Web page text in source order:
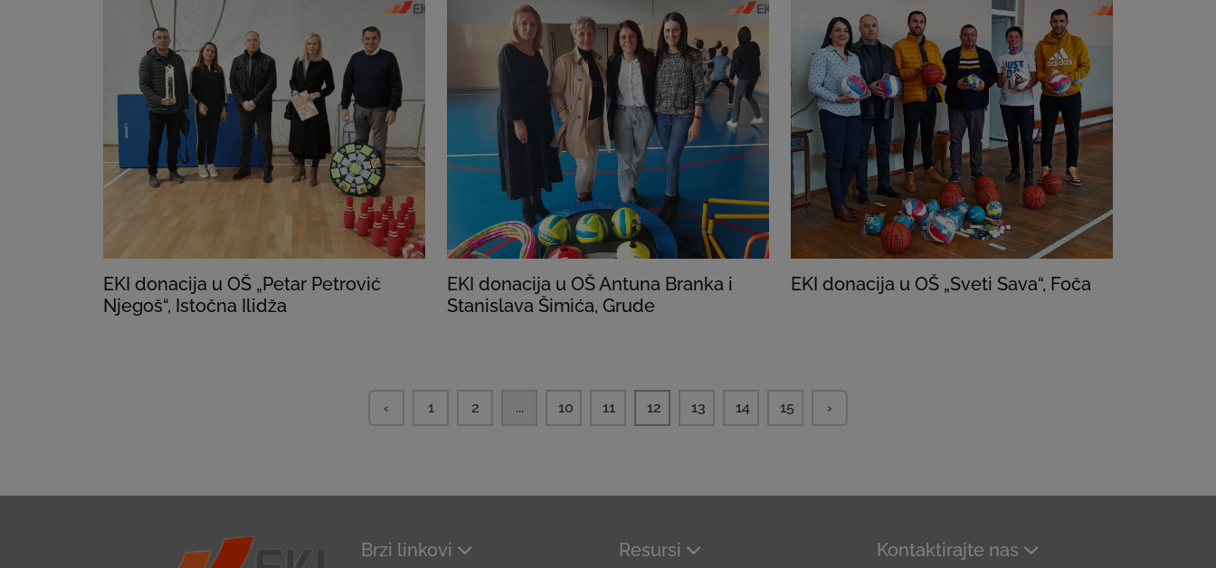
EKI donacija u OŠ „Petar Petrović
Njegoš“, Istočna Ilidža
EKI donacija u OŠ Antuna Branka i
Stanislava Šimića, Grude
EKI donacija u OŠ „Sveti Sava“, Foča
‹ 1 2 ... 10 11 12 13 14 15 ›
Brzi linkovi Resursi Kontaktirajte nas